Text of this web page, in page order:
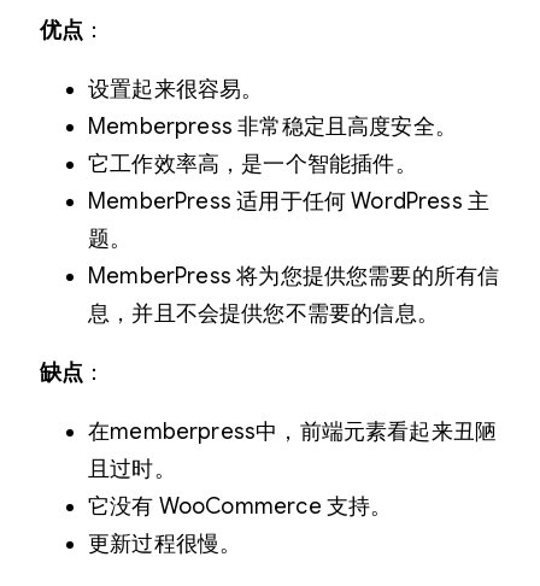
优点 ：
设置起来很容易。
Memberpress 非常稳定且高度安全。
它工作效率高，是一个智能插件。
MemberPress 适用于任何 WordPress 主
题。
MemberPress 将为您提供您需要的所有信
息，并且不会提供您不需要的信息。
缺点 ：
在memberpress中，前端元素看起来丑陋
且过时。
它没有 WooCommerce 支持。
更新过程很慢。